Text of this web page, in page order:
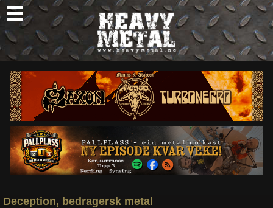
Skip
to
content
Nyheter
Omtaler
Intervjuer
Om oss
Abonner
Søk
Deception, bedragersk metal